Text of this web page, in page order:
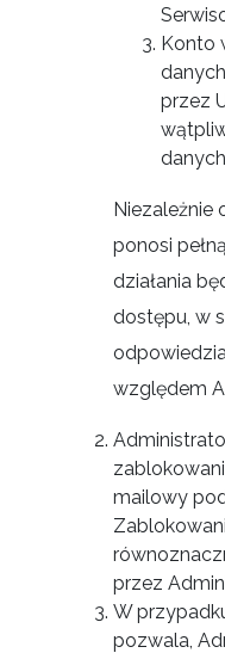
Konto
przez
Niezależnie
ponosi
działania
dostępu, w
względem
mailowy
przez
W
pozwala,